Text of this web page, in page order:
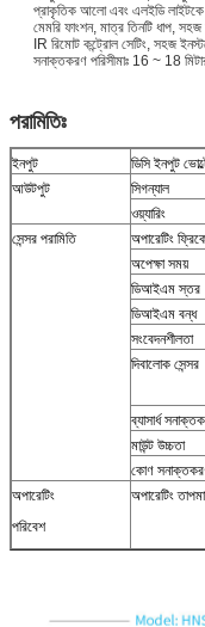
প্রাকৃতিক আলো এবং এলইডি লাইটকে
মেমরি ফাংশন, মাত্র তিনটি ধাপ,
IR রিমোট কন্ট্রোল সেটিং, সহজ
সনাক্তকরণ পরিসীমাঃ 16 ~ 18 মিটার
পরামিতিঃ
ইনপুট ডিসি ইনপুট
আউটপুট
সিগন্যাল
ওয়্যারিং
সেন্সর পরামিতি
অপারেটিং
অপেক্ষা সময়
ডিআইএম স্তর
ডিআইএম বন্ধ
সংবেদনশীলতা
দিবালোক সেন্সর
ব্যাসার্ধ
মাউন্ট উচ্চতা
কোণ
অপারেটিং
পরিবেশ
অপারেটিং